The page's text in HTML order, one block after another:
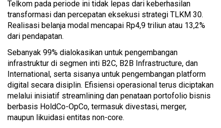
Telkom pada periode ini tidak lepas dari keberhasilan
transformasi dan percepatan eksekusi strategi TLKM 30.
Realisasi belanja modal mencapai Rp4,9 triliun atau 13,2%
dari pendapatan.
Sebanyak 99% dialokasikan untuk pengembangan
infrastruktur di segmen inti B2C, B2B Infrastructure, dan
International, serta sisanya untuk pengembangan platform
digital secara disiplin. Efisiensi operasional terus diciptakan
melalui inisiatif streamlining dan penataan portofolio bisnis
berbasis HoldCo-OpCo, termasuk divestasi, merger,
maupun likuidasi entitas non-core.